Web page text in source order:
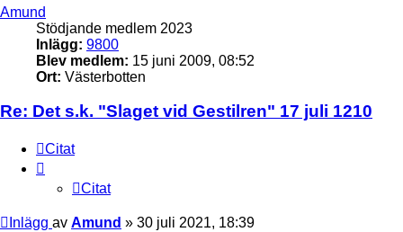
Amund
Stödjande medlem 2023
Inlägg: 9800
Blev medlem: 15 juni 2009, 08:52
Ort: Västerbotten
Re: Det s.k. "Slaget vid Gestilren" 17 juli 1210
Citat
Citat
Inlägg av Amund » 30 juli 2021, 18:39